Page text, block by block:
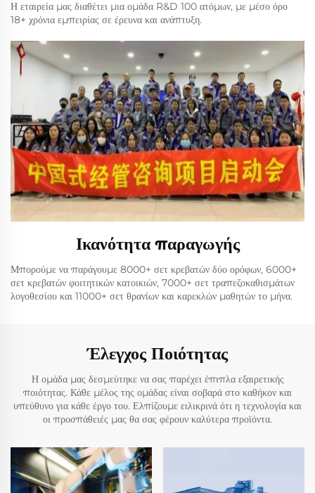
Η εταιρεία μας διαθέτει μια ομάδα R&D 100 ατόμων, με μέσο όρο
18+ χρόνια εμπειρίας σε έρευνα και ανάπτυξη.
Ικανότητα παραγωγής
Μπορούμε να παράγουμε 8000+ σετ κρεβατών δύο ορόφων, 6000+
σετ κρεβατών φοιτητικών κατοικιών, 7000+ σετ τραπεζοκαθισμάτων
λογοθεσίου και 11000+ σετ θρανίων και καρεκλών μαθητών το μήνα.
Έλεγχος Ποιότητας
Η ομάδα μας δεσμεύτηκε να σας παρέχει έπιπλα εξαιρετικής
ποιότητας. Κάθε μέλος της ομάδας είναι σοβαρά στο καθήκον και
υπεύθυνο για κάθε έργο του. Ελπίζουμε ειλικρινά ότι η τεχνολογία και
οι προσπάθειές μας θα σας φέρουν καλύτερα προϊόντα.